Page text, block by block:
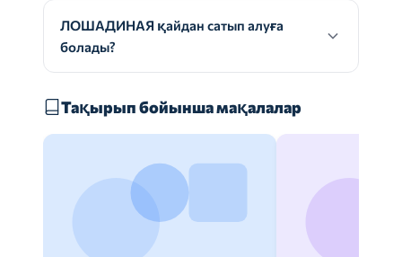
ЛОШАДИНАЯ қайдан сатып алуға
болады?
Тақырып бойынша мақалалар